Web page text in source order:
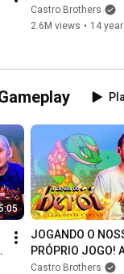
Castro Brothers
2.6M views • 14
JOGANDO O
PRÓPRIO JOGO!
Herói desde o
Castro Brothers